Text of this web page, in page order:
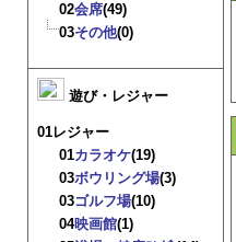
02会席(49)
03その他(0)
遊び・レジャー
01レジャー
01カラオケ(19)
03ボウリング場(3)
03ゴルフ場(10)
04映画館(1)